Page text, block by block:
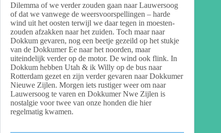
Dilemma of we verder zouden gaan naar Lauwersoog
of dat we vanwege de weersvoorspellingen – harde
wind uit het oosten terwijl we daar tegen in moesten-
zouden afzakken naar het zuiden. Toch maar naar
Dokkum gevaren, nog een beetje gezeild op het stukje
van de Dokkumer Ee naar het noorden, maar
uiteindelijk verder op de motor. De wind ook flink. In
Dokkum hebben Utah & ik Willy op de bus naar
Rotterdam gezet en zijn verder gevaren naar Dokkumer
Nieuwe Zijlen. Morgen iets rustiger weer om naar
Lauwersoog te varen en Dokkumer Nwe Zijlen is
nostalgie voor twee van onze honden die hier
regelmatig kwamen.